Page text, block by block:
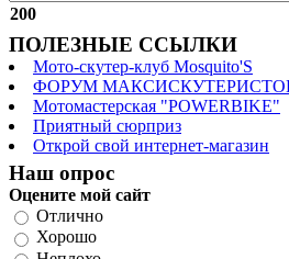
200
ПОЛЕЗНЫЕ ССЫЛКИ
Мото-скутер-клуб Mosquito'S
ФОРУМ
Мотомастерская "POWERBIKE"
Приятный сюрприз
Открой свой интернет-магазин
Наш опрос
Оцените мой сайт
Отлично
Хорошо